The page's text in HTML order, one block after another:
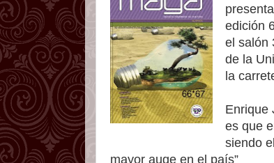
edición
el salón
de la
la
Enrique
es que
siendo
mayor auge en el país”